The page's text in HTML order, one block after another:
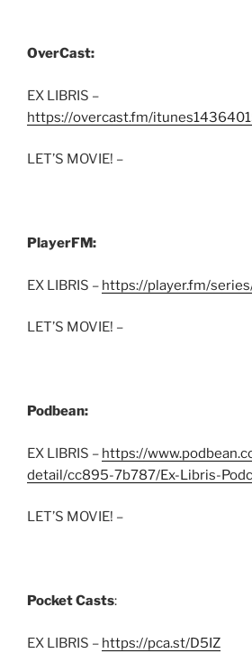
OverCast:
EX LIBRIS –
https://overcast.fm/
LET’S MOVIE! –
PlayerFM:
EX LIBRIS – https://player.fm/
LET’S MOVIE! –
Podbean:
EX LIBRIS – https://
detail/cc895-7b787/Ex-Libris-
LET’S MOVIE! –
Pocket Casts:
EX LIBRIS – https://pca.st/D5IZ